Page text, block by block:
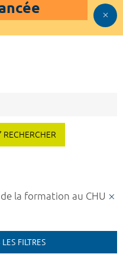
RECHERCHER
la formation au CHU
FILTRES